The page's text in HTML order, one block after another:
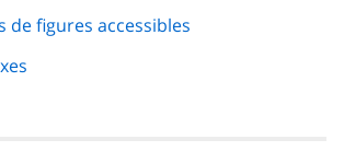
de figures accessibles